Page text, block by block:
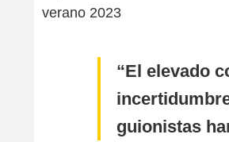
verano 2023
El elevado
guionistas